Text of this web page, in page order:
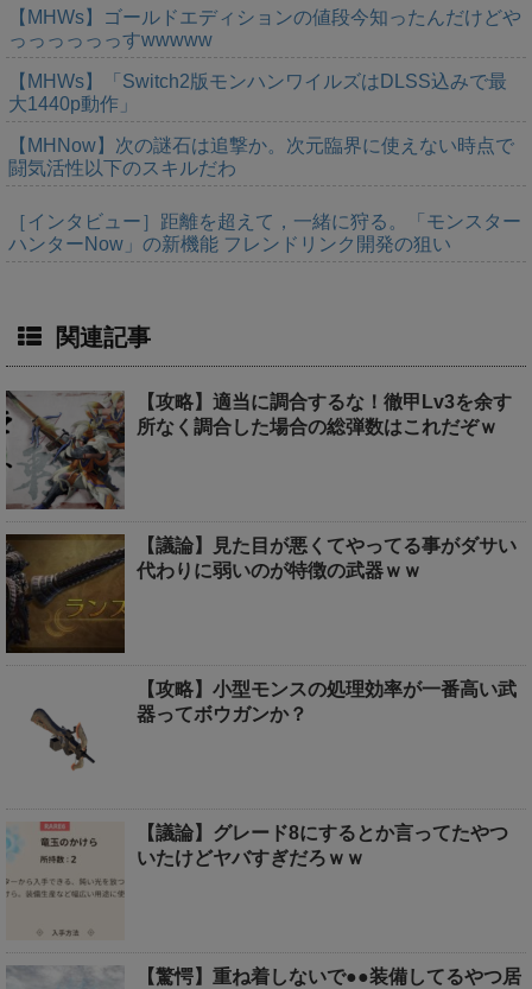
【MHWs】ゴールドエディションの値段今知ったんだけどや
っっっっっっすwwwww
【MHWs】「Switch2版モンハンワイルズはDLSS込みで最
大1440p動作」
【MHNow】次の謎石は追撃か。次元臨界に使えない時点で
闘気活性以下のスキルだわ
［インタビュー］距離を超えて，一緒に狩る。「モンスター
ハンターNow」の新機能 フレンドリンク開発の狙い
関連記事
【攻略】適当に調合するな！徹甲Lv3を余す
所なく調合した場合の総弾数はこれだぞｗ
【議論】見た目が悪くてやってる事がダサい
代わりに弱いのが特徴の武器ｗｗ
【攻略】小型モンスの処理効率が一番高い武
器ってボウガンか？
【議論】グレード8にするとか言ってたやつ
いたけどヤバすぎだろｗｗ
【驚愕】重ね着しないで●●装備してるやつ居